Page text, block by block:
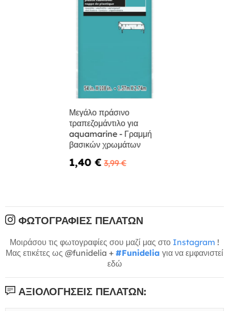
Μεγάλο πράσινο
τραπεζομάντιλο για
aquamarine - Γραμμή
βασικών χρωμάτων
1,40 € 3,99 €
ΦΩΤΟΓΡΑΦΊΕΣ ΠΕΛΑΤΏΝ
Μοιράσου τις φωτογραφίες σου μαζί μας στο Instagram !
Μας ετικέτες ως @funidelia + #Funidelia για να εμφανιστεί
εδώ
ΑΞΙΟΛΟΓΉΣΕΙΣ ΠΕΛΑΤΏΝ: